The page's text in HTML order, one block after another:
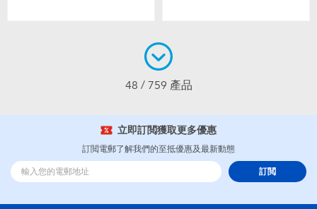
48 / 759 產品
立即訂閲獲取更多優惠
訂閲電郵了解我們的至抵優惠及最新動態
訂閲